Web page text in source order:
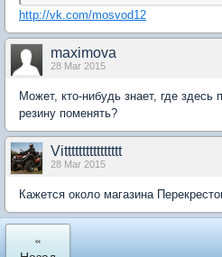
http://vk.com/mosvod12
maximova
28 Mar 2015
Может, кто-нибудь знает, где здесь
резину поменять?
Vitttttttttttttttt
28 Mar 2015
Кажется около магазина
«